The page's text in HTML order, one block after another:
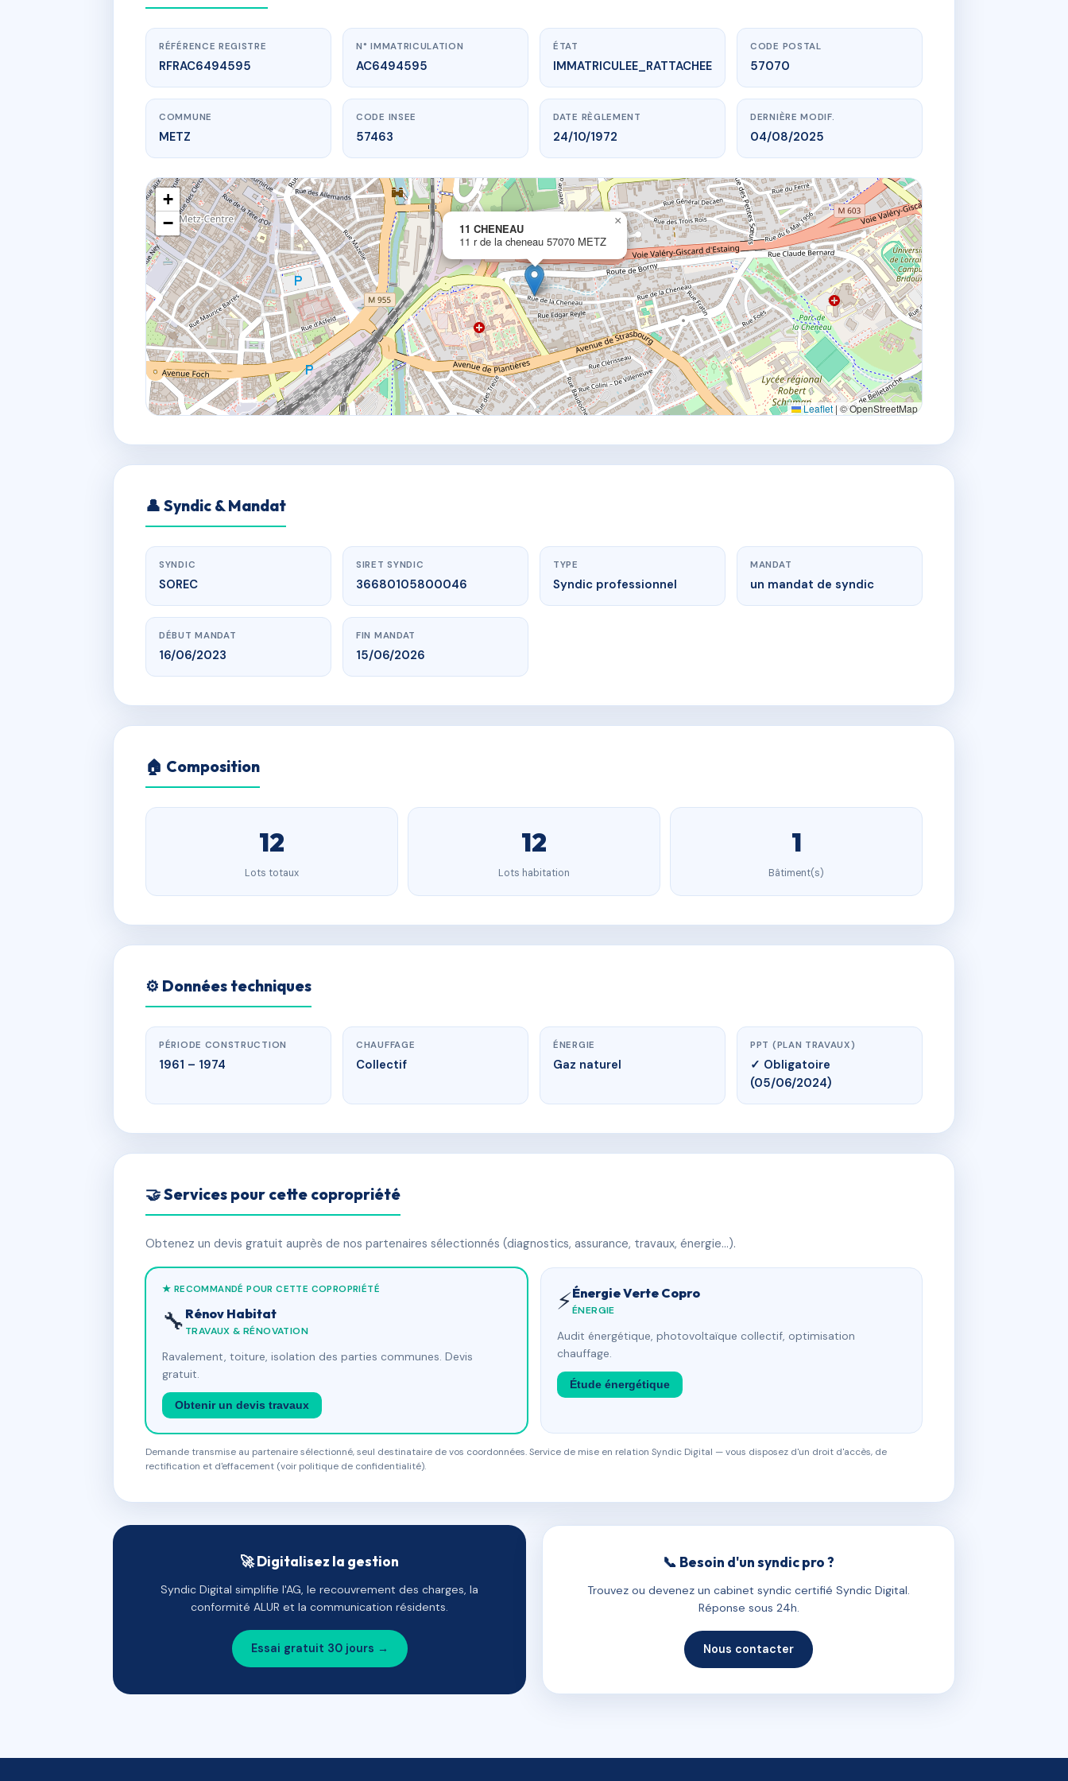
www.vme.plus/AC6494595
11 CHENEAU
11 r de la cheneau 57070 METZ
RÉFÉRENCE REGISTRE
RFRAC6494595
N° IMMATRICULATION
AC6494595
ÉTAT
IMMATRICULEE_RATTACHEE
CODE POSTAL
57070
COMMUNE
METZ
CODE INSEE
57463
DATE RÈGLEMENT
24/10/1972
DERNIÈRE MODIF.
04/08/2025
11 CHENEAU
11 r de la cheneau 57070 METZ
×
+
−
Leaflet |© OpenStreetMap
👤 Syndic & Mandat
SYNDIC
SOREC
SIRET SYNDIC
36680105800046
TYPE
Syndic professionnel
MANDAT
un mandat de syndic
DÉBUT MANDAT
16/06/2023
FIN MANDAT
15/06/2026
🏠 Composition
12
Lots totaux
12
Lots habitation
1
Bâtiment(s)
⚙️ Données techniques
PÉRIODE CONSTRUCTION
1961 – 1974
CHAUFFAGE
Collectif
ÉNERGIE
Gaz naturel
PPT (PLAN TRAVAUX)
✓ Obligatoire
(05/06/2024)
🤝 Services pour cette copropriété
Obtenez un devis gratuit auprès de nos partenaires sélectionnés (diagnostics, assurance, travaux, énergie…).
★ RECOMMANDÉ POUR CETTE COPROPRIÉTÉ
🔧 Rénov Habitat
TRAVAUX & RÉNOVATION
Ravalement, toiture, isolation des parties communes. Devis
gratuit.
Obtenir un devis travaux
⚡Énergie Verte Copro
ÉNERGIE
Audit énergétique, photovoltaïque collectif, optimisation
chauffage.
Étude énergétique
Demande transmise au partenaire sélectionné, seul destinataire de vos coordonnées. Service de mise en relation Syndic Digital — vous disposez d'un droit d'accès, de
rectification et d'effacement (voir politique de confidentialité).
🚀 Digitalisez la gestion
Syndic Digital simplifie l'AG, le recouvrement des charges, la
conformité ALUR et la communication résidents.
Essai gratuit 30 jours →
📞 Besoin d'un syndic pro ?
Trouvez ou devenez un cabinet syndic certifié Syndic Digital.
Réponse sous 24h.
Nous contacter